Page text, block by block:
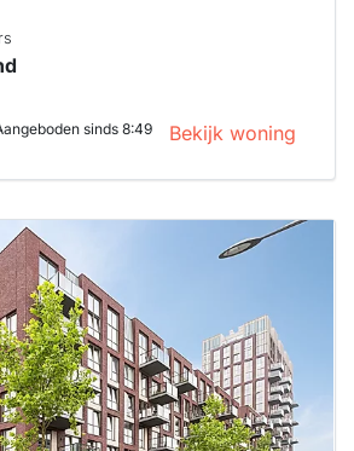
sinds 8:49 Bekijk woning